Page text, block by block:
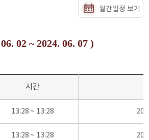
월간일정 보기
02 ~ 2024. 06. 07 )
시간
13:28 ~ 13:28
13:28 ~ 13:28